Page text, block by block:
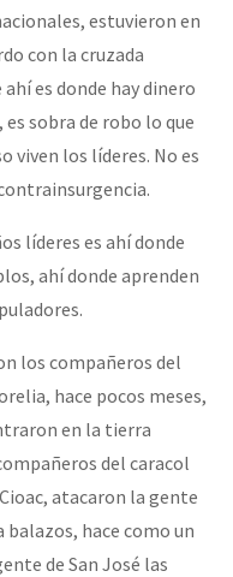
estuvieron en
con la cruzada
es donde hay dinero
sobra de robo lo que
viven los líderes. No es
líderes es ahí donde
ahí donde aprenden
los compañeros del
hace pocos meses,
en la tierra
del caracol
atacaron la gente
balazos, hace como un
de San José las